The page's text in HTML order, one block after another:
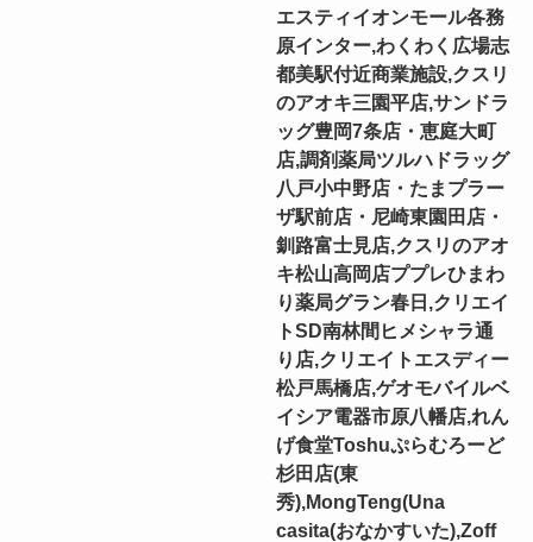
エスティイオンモール各務
原インター,わくわく広場志
都美駅付近商業施設,クスリ
のアオキ三園平店,サンドラ
ッグ豊岡7条店・恵庭大町
店,調剤薬局ツルハドラッグ
八戸小中野店・たまプラー
ザ駅前店・尼崎東園田店・
釧路富士見店,クスリのアオ
キ松山高岡店ププレひまわ
り薬局グラン春日,クリエイ
トSD南林間ヒメシャラ通
り店,クリエイトエスディー
松戸馬橋店,ゲオモバイルベ
イシア電器市原八幡店,れん
げ食堂Toshuぷらむろーど
杉田店(東
秀),MongTeng(Una
casita(おなかすいた),Zoff